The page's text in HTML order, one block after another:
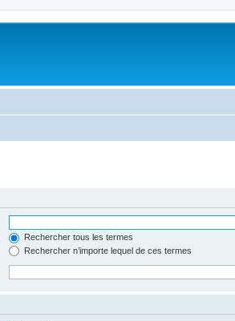
Rechercher tous les termes
Rechercher n’importe lequel de ces termes